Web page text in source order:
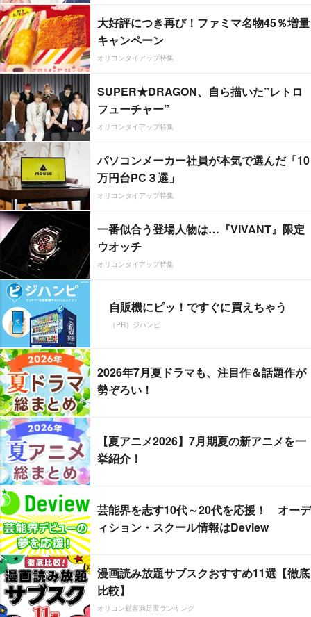
大好評につき再び！ファミマ名物45％増量
キャンペーン
オリコンタイアップ特集
SUPER★DRAGON、自ら描いた”レトロ
フューチャー”
オリコンタイアップ特集
パソコンメーカー社員が本気で選んだ「10
万円台PC３選」
オリコンタイアップ特集
一番似合う登場人物は…『VIVANT』限定
ウオッチ
オリコンタイアップ特集
自販機にピッ！ですぐに買えちゃう
（PR）ジハンピ
2026年7月夏ドラマも、注目作＆話題作が
勢ぞろい！
【夏アニメ2026】7月期夏の新アニメを一
挙紹介！
芸能界を志す10代～20代を応援！ オーデ
ィション・スクール情報はDeview
漫画読み放題サブスクおすすめ11選【徹底
比較】
オリコン顧客満足度ランキング